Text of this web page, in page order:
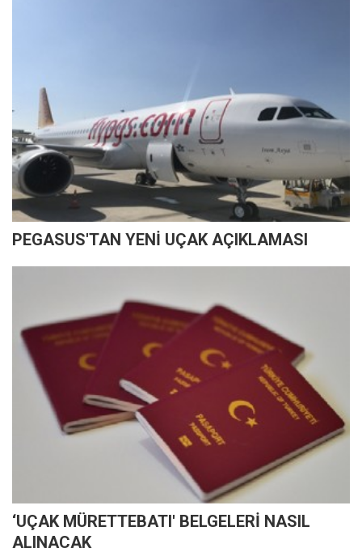
PEGASUS'TAN YENİ UÇAK AÇIKLAMASI
‘UÇAK MÜRETTEBATI' BELGELERİ NASIL
ALINACAK